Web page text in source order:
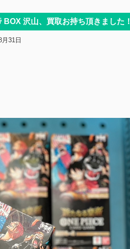
BOX 沢山、買取お持ち頂きました！
31日